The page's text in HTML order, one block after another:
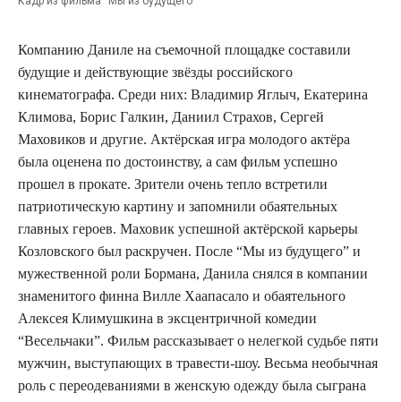
Компанию Даниле на съемочной площадке составили
будущие и действующие звёзды российского
кинематографа. Среди них: Владимир Яглыч, Екатерина
Климова, Борис Галкин, Даниил Страхов, Сергей
Маховиков и другие. Актёрская игра молодого актёра
была оценена по достоинству, а сам фильм успешно
прошел в прокате. Зрители очень тепло встретили
патриотическую картину и запомнили обаятельных
главных героев. Маховик успешной актёрской карьеры
Козловского был раскручен. После “Мы из будущего” и
мужественной роли Бормана, Данила снялся в компании
знаменитого финна Вилле Хаапасало и обаятельного
Алексея Климушкина в эксцентричной комедии
“Весельчаки”. Фильм рассказывает о нелегкой судьбе пяти
мужчин, выступающих в травести-шоу. Весьма необычная
роль с переодеваниями в женскую одежду была сыграна